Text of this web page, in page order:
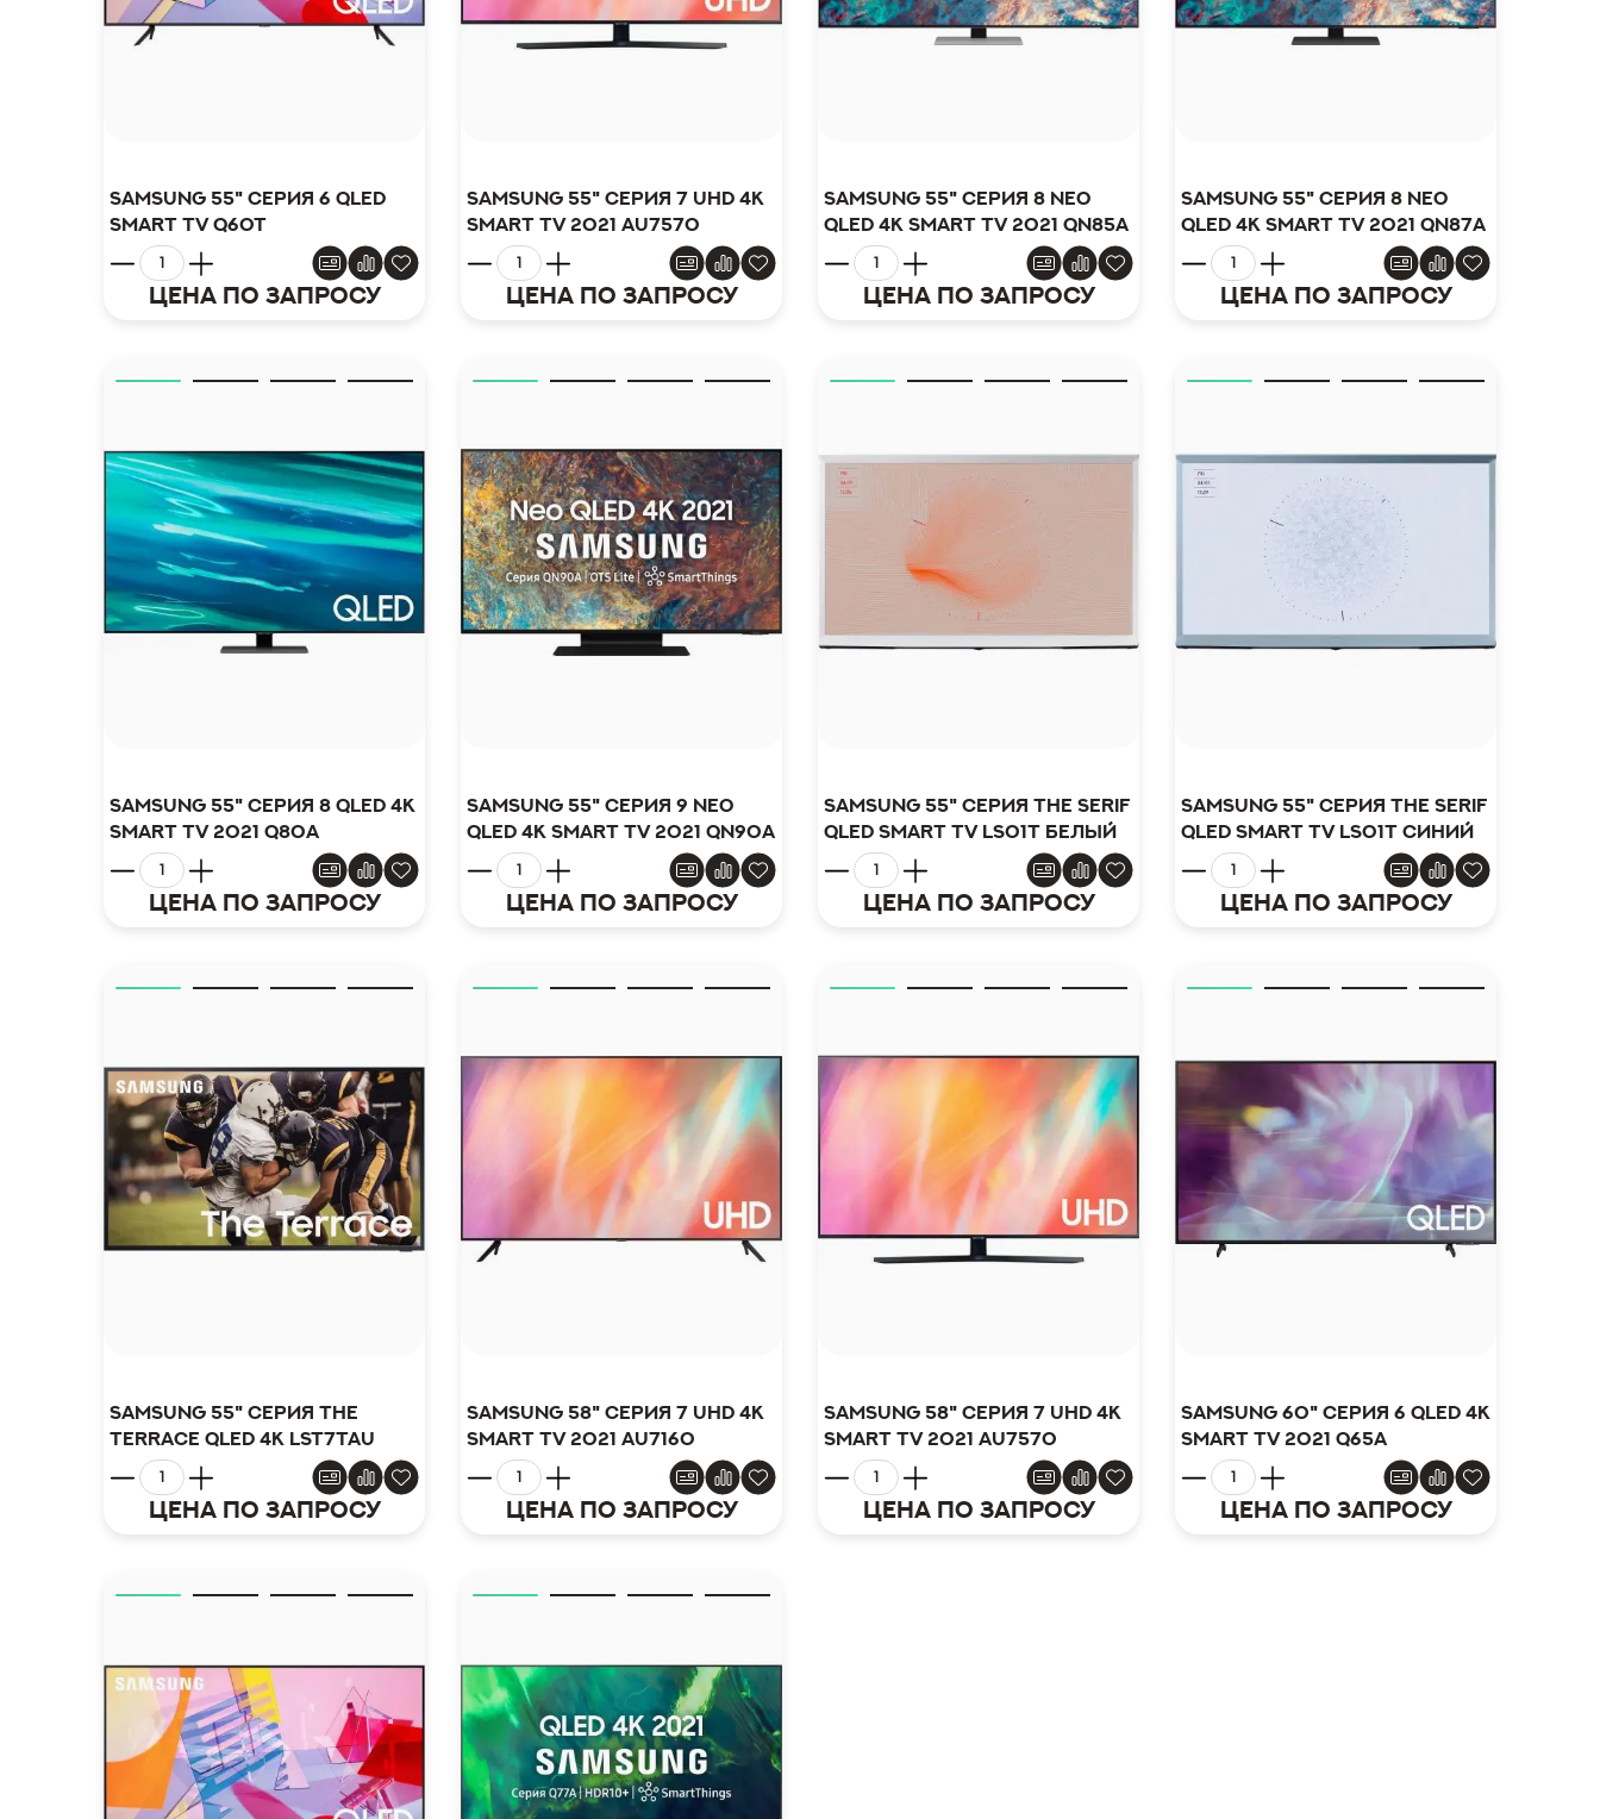
Samsung 55" серия 6 QLED
Smart TV Q60T
Цена по запросу
Samsung 55" серия 7 UHD 4K
Smart TV 2021 AU7570
Цена по запросу
Samsung 55" серия 8 Neo
QLED 4K Smart TV 2021 QN85A
Цена по запросу
Samsung 55" серия 8 Neo
QLED 4K Smart TV 2021 QN87A
Цена по запросу
Samsung 55" серия 8 QLED 4K
Smart TV 2021 Q80A
Цена по запросу
Samsung 55" серия 9 Neo
QLED 4K Smart TV 2021 QN90A
Цена по запросу
Samsung 55" серия The Serif
QLED Smart TV LS01T белый
Цена по запросу
Samsung 55" серия The Serif
QLED Smart TV LS01T синий
Цена по запросу
Samsung 55" серия The
Terrace QLED 4K LST7TAU
Цена по запросу
Samsung 58" серия 7 UHD 4K
Smart TV 2021 AU7160
Цена по запросу
Samsung 58" серия 7 UHD 4K
Smart TV 2021 AU7570
Цена по запросу
Samsung 60" серия 6 QLED 4K
Smart TV 2021 Q65A
Цена по запросу